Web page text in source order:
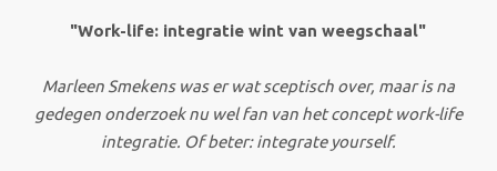
"Work-life: integratie wint van weegschaal"
Marleen Smekens was er wat sceptisch over, maar is na
gedegen onderzoek nu wel fan van het concept work-life
integratie. Of beter: integrate yourself.